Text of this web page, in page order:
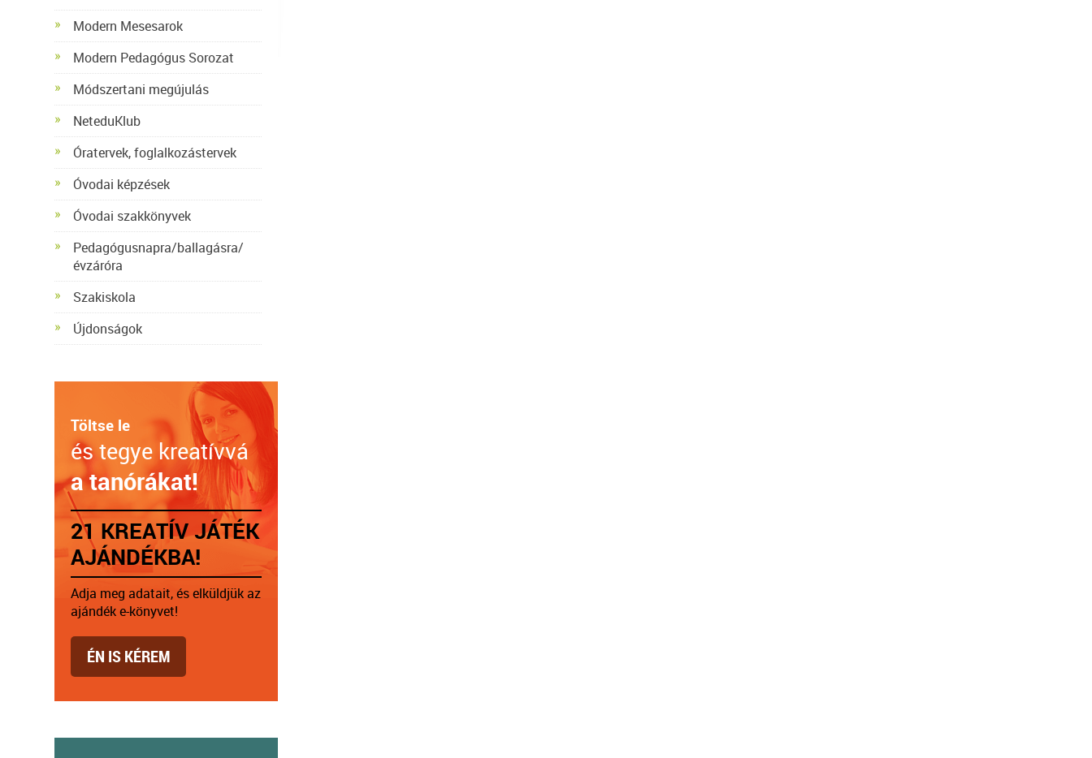
Modern Mesesarok
Modern Pedagógus Sorozat
Módszertani megújulás
NeteduKlub
Óratervek, foglalkozástervek
Óvodai képzések
Óvodai szakkönyvek
Pedagógusnapra/ballagásra/
évzáróra
Szakiskola
Újdonságok
Töltse le
és tegye kreatívvá
a tanórákat!
21 KREATÍV JÁTÉK
AJÁNDÉKBA!
Adja meg adatait, és elküldjük az
ajándék e-könyvet!
ÉN IS KÉREM